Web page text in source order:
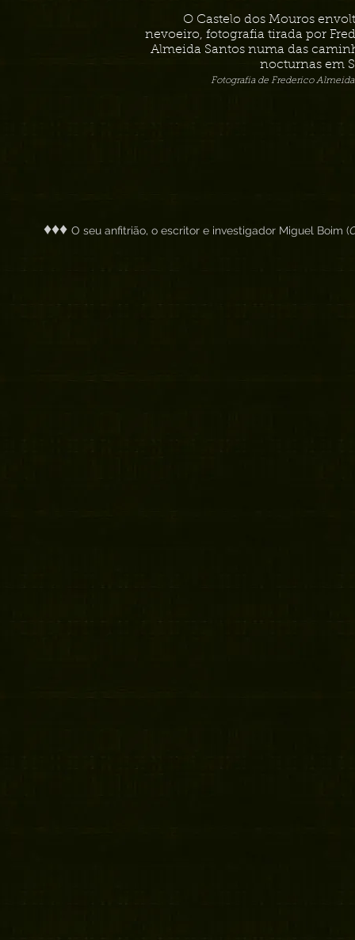
O Castelo dos Mouros
nevoeiro, fotografia tirada por
Almeida Santos numa das
nocturnas em
Fotografia de Frederico Almeida
♦♦♦ O seu anfitrião, o escritor e investigador Miguel Boim (